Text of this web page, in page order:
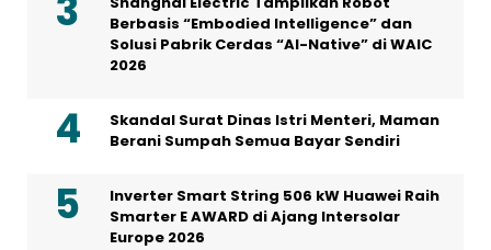
Berbasis “Embodied Intelligence” dan
Solusi Pabrik Cerdas “AI-Native” di WAIC
2026
Skandal Surat Dinas Istri Menteri, Maman
Berani Sumpah Semua Bayar Sendiri
Inverter Smart String 506 kW Huawei Raih
Smarter E AWARD di Ajang Intersolar
Europe 2026